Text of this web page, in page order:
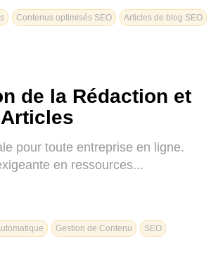
Contenus optimisés SEO Articles de blog SEO
de la Rédaction et
pour toute entreprise en ligne.
en ressources...
Gestion de Contenu SEO